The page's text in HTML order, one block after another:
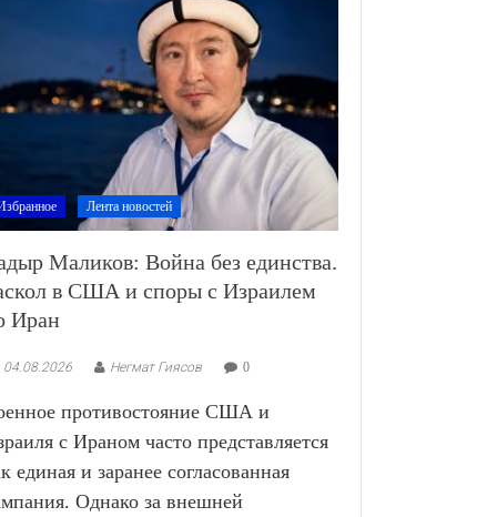
Лента новостей
Маликов: Война без единства.
в США и споры с Израилем
Иран
04.08.2026 Негмат Гиясов 0
противостояние США и
с Ираном часто представляется
единая и заранее согласованная
Однако за внешней